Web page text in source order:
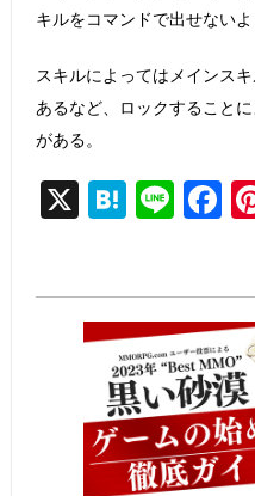
キルをコマンドで出せないよ
スキルによってはメインスキ
あるなど、ロックすること
がある。
X H
at
n
a
Li
n
F
a
e
b
o
o
k